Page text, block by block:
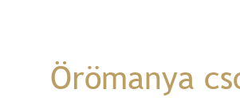
Örömanya